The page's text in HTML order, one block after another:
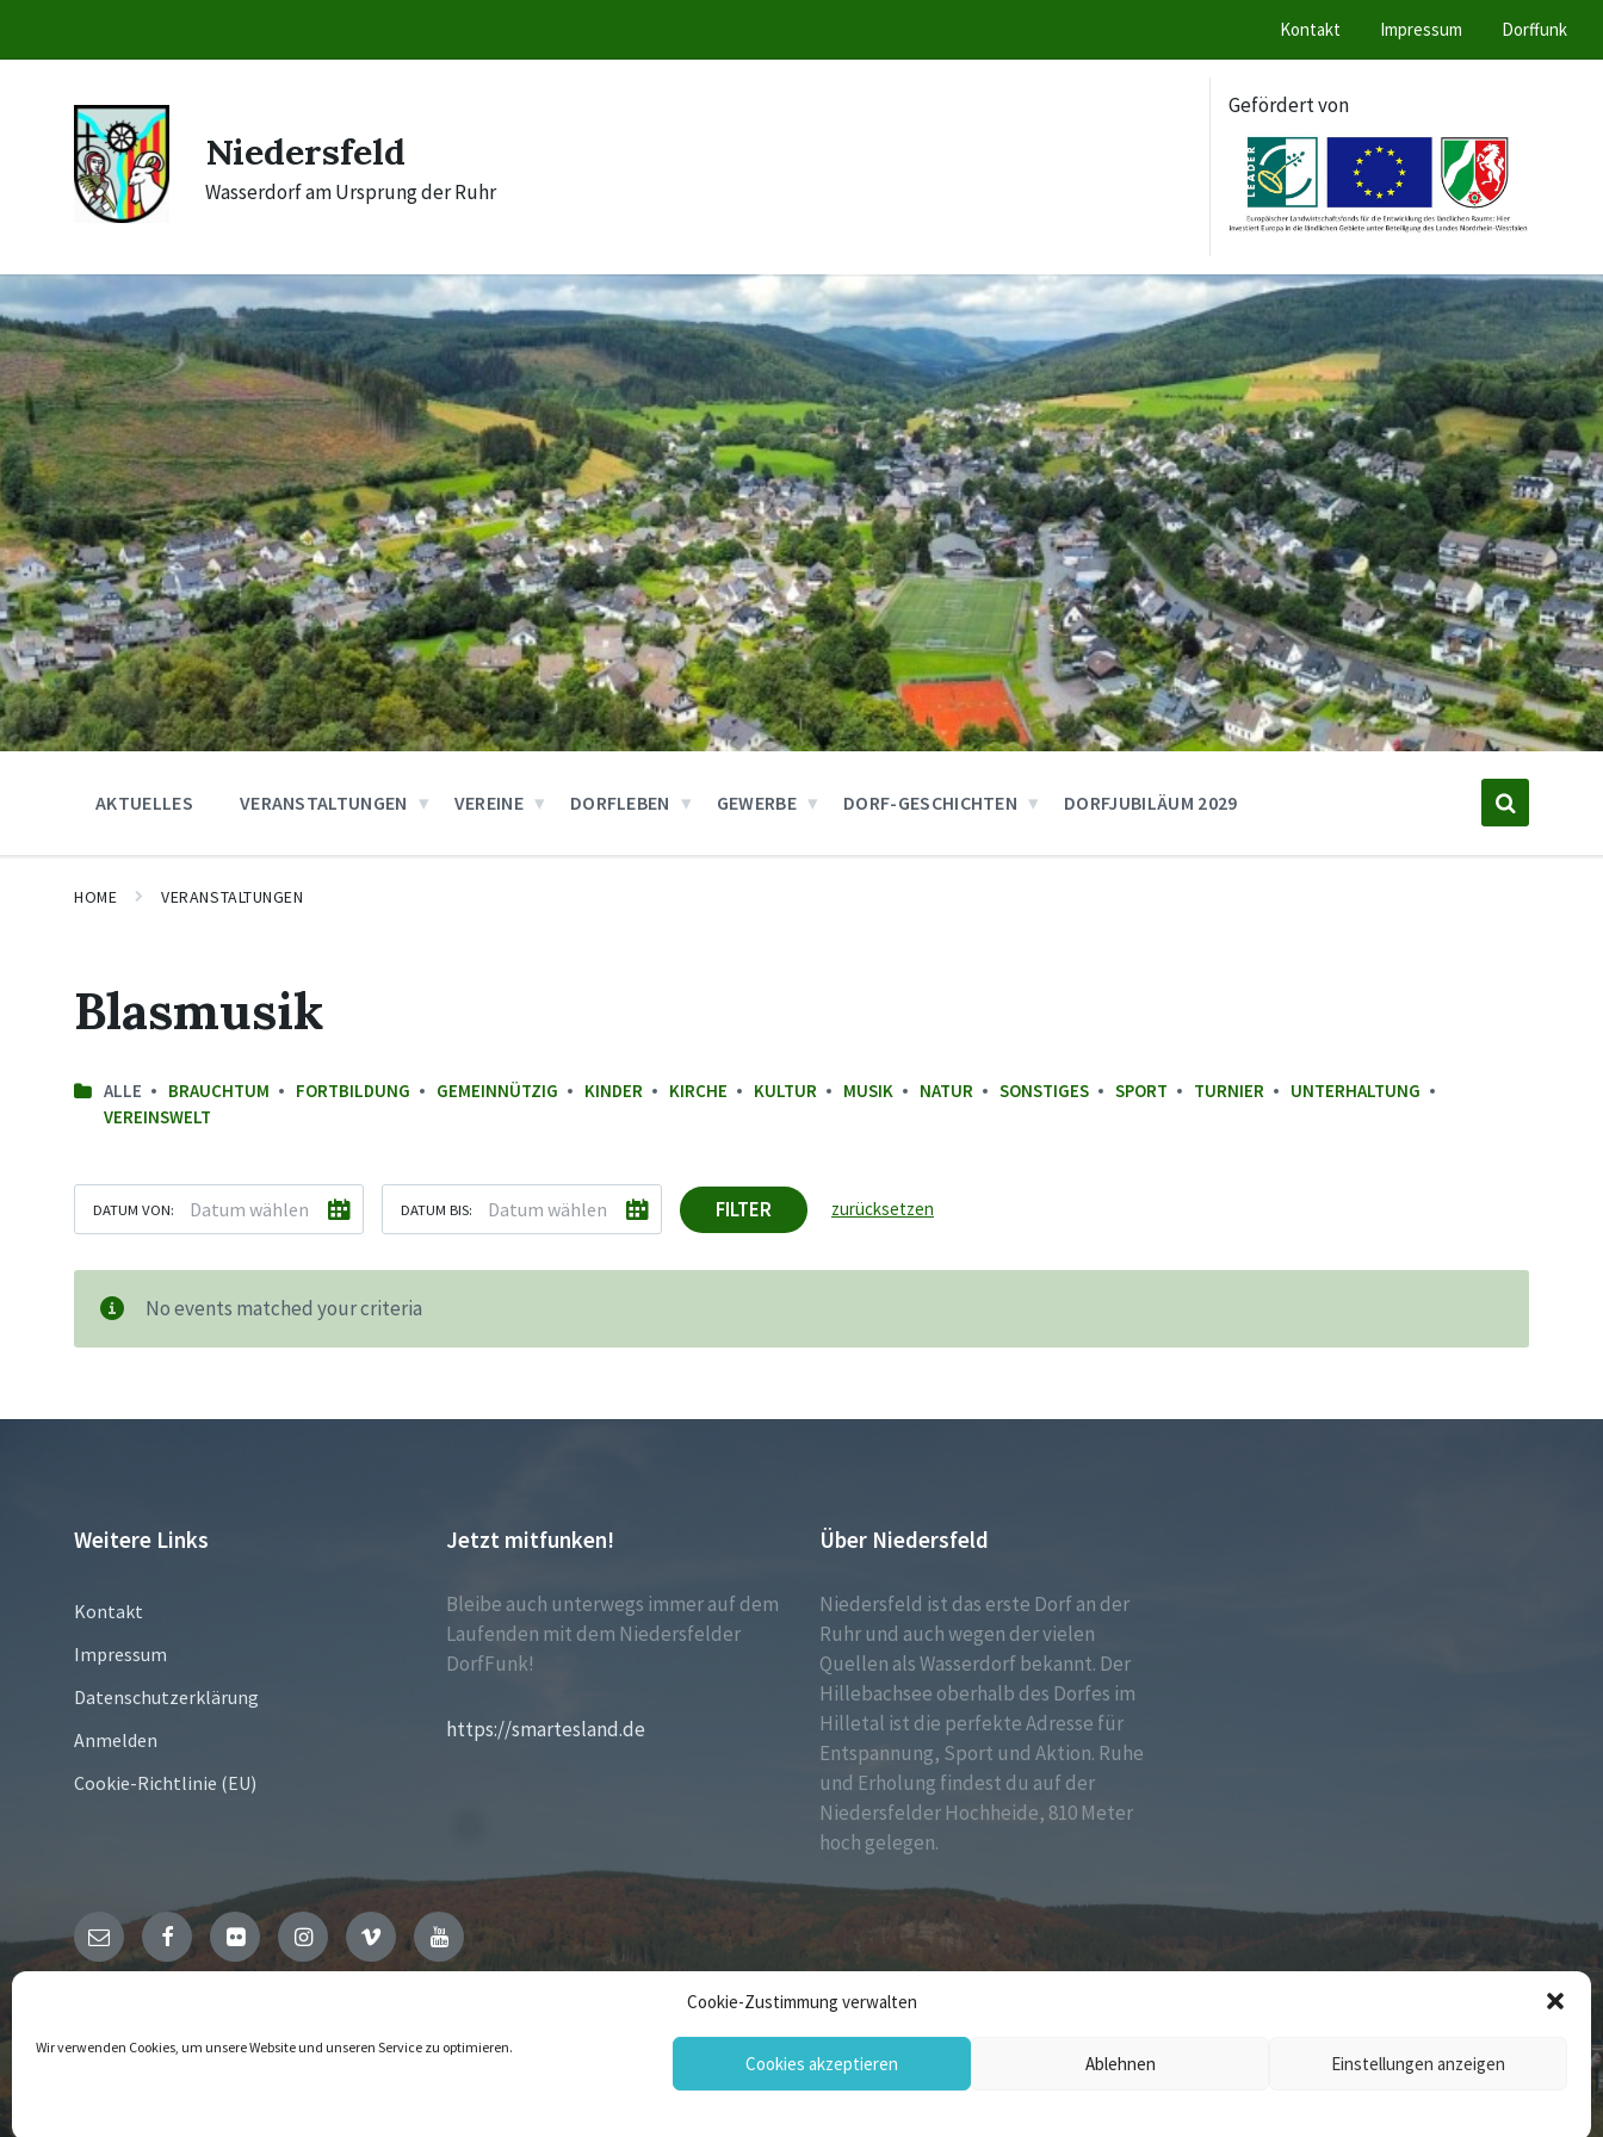
Cookie-Zustimmung verwalten
Wir verwenden Cookies, um unsere Website und unseren Service zu optimieren.
Cookies akzeptieren Ablehnen Einstellungen anzeigen
content
main
footer
Kontakt Impressum Dorffunk
Niedersfeld
Wasserdorf am Ursprung der Ruhr
Gefördert von
AKTUELLES VERANSTALTUNGEN VEREINE DORFLEBEN GEWERBE DORF-GESCHICHTEN DORFJUBILÄUM 2029
HOME VERANSTALTUNGEN
Blasmusik
ALLE BRAUCHTUM FORTBILDUNG GEMEINNÜTZIG KINDER KIRCHE KULTUR MUSIK NATUR SONSTIGES SPORT TURNIER
UNTERHALTUNG
VEREINSWELT
DATUM VON: DATUM BIS: FILTER zurücksetzen
No events matched your criteria
Weitere Links
Kontakt
Impressum
Datenschutzerklärung
Anmelden
Cookie-Richtlinie (EU)
Jetzt mitfunken!
Bleibe auch unterwegs immer auf dem
Laufenden mit dem Niedersfelder
DorfFunk!
https://smartesland.de
Über Niedersfeld
Niedersfeld ist das erste Dorf an der
Ruhr und auch wegen der vielen
Quellen als Wasserdorf bekannt. Der
Hillebachsee oberhalb des Dorfes im
Hilletal ist die perfekte Adresse für
Entspannung, Sport und Aktion. Ruhe
und Erholung findest du auf der
Niedersfelder Hochheide, 810 Meter
hoch gelegen.
Email FacebookFlickr InstagramVimeo YouTube